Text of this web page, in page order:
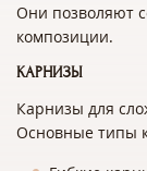
Они позволяют
композиции.
КАРНИЗЫ
Карнизы для
Основные типы